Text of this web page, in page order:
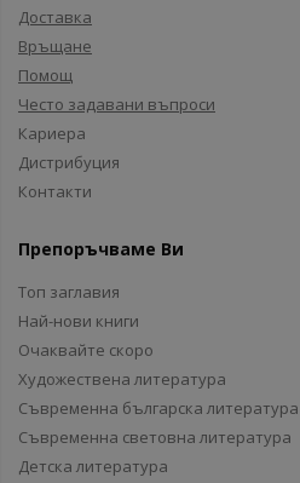
Доставка
Връщане
Помощ
Често задавани въпроси
Кариера
Дистрибуция
Контакти
Препоръчваме Ви
Топ заглавия
Най-нови книги
Очаквайте скоро
Художествена литература
Съвременна българска литература
Съвременна световна литература
Детска литература